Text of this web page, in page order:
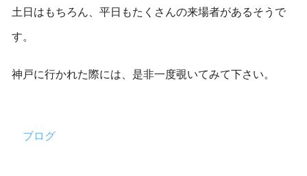
土日はもちろん、平日もたくさんの来場者があるそうで
す。
神戸に行かれた際には、是非一度覗いてみて下さい。
ブログ